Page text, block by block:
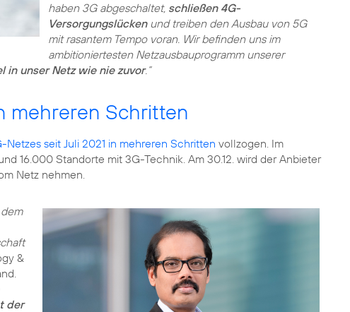
haben 3G abgeschaltet, schließen 4G-
Versorgungslückenund treiben den Ausbau von 5G
mit rasantem Tempo voran. Wir befinden uns im
ambitioniertesten Netzausbauprogramm unserer
in unser Netz wie nie zuvor.“
mehreren Schritten
seit Juli 2021 in mehreren Schritten vollzogen. Im
16.000 Standorte mit 3G-Technik. Am 30.12. wird der Anbieter
Netz nehmen.
&
der